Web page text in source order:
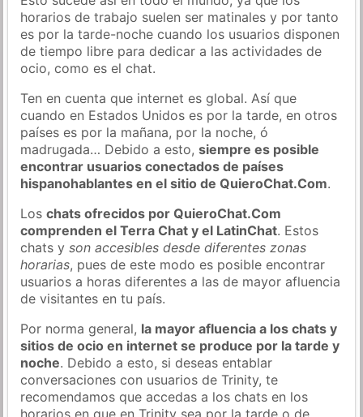
horarios de trabajo suelen ser matinales y por tanto
es por la tarde-noche cuando los usuarios disponen
de tiempo libre para dedicar a las actividades de
ocio, como es el chat.
Ten en cuenta que internet es global. Así que
cuando en Estados Unidos es por la tarde, en otros
países es por la mañana, por la noche, ó
madrugada… Debido a esto,siempre es posible
encontrar usuarios conectados de países
hispanohablantes en el sitio de QuieroChat.Com.
Loschats ofrecidos por QuieroChat.Com
comprenden el Terra Chat y el LatinChat. Estos
chats yson accesibles desde diferentes zonas
horarias, pues de este modo es posible encontrar
usuarios a horas diferentes a las de mayor afluencia
de visitantes en tu país.
Por norma general, la mayor afluencia a los chats y
sitios de ocio en internet se produce por la tarde y
noche. Debido a esto, si deseas entablar
conversaciones con usuarios de Trinity, te
recomendamos que accedas a los chats en los
horarios en que en Trinity sea por la tarde o de